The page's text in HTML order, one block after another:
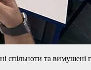
спільноти та вимушені